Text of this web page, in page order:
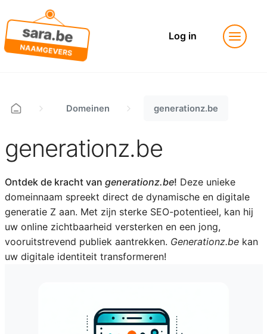
Log in
Domeinen generationz.be
generationz.be
Ontdek de kracht van generationz.be! Deze unieke
domeinnaam spreekt direct de dynamische en digitale
generatie Z aan. Met zijn sterke SEO-potentieel, kan hij
uw online zichtbaarheid versterken en een jong,
vooruitstrevend publiek aantrekken. Generationz.bekan
uw digitale identiteit transformeren!